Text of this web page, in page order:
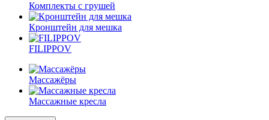
Комплекты с грушей
Кронштейн для мешка
FILIPPOV
Массажёры
Массажные кресла